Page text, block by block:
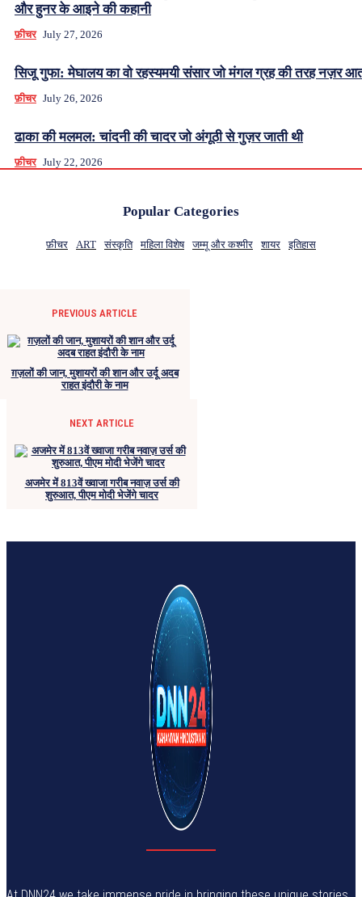
और हुनर के आइने की कहानी
फ़ीचर July 27, 2026
सिजू गुफा: मेघालय का वो रहस्यमयी संसार जो मंगल ग्रह की तरह नज़र
फ़ीचर July 26, 2026
ढाका की मलमल: चांदनी की चादर जो अंगूठी से गुज़र जाती थी
फ़ीचर July 22, 2026
Popular Categories
फ़ीचर ART संस्कृति महिला विशेष जम्मू और कश्मीर शायर इतिहास
PREVIOUS ARTICLE
ग़ज़लों की जान, मुशायरों की शान और उर्दू अदब
राहत इंदौरी के नाम
NEXT ARTICLE
अजमेर में 813वें ख्वाजा गरीब नवाज़ उर्स की
शुरुआत, पीएम मोदी भेजेंगे चादर